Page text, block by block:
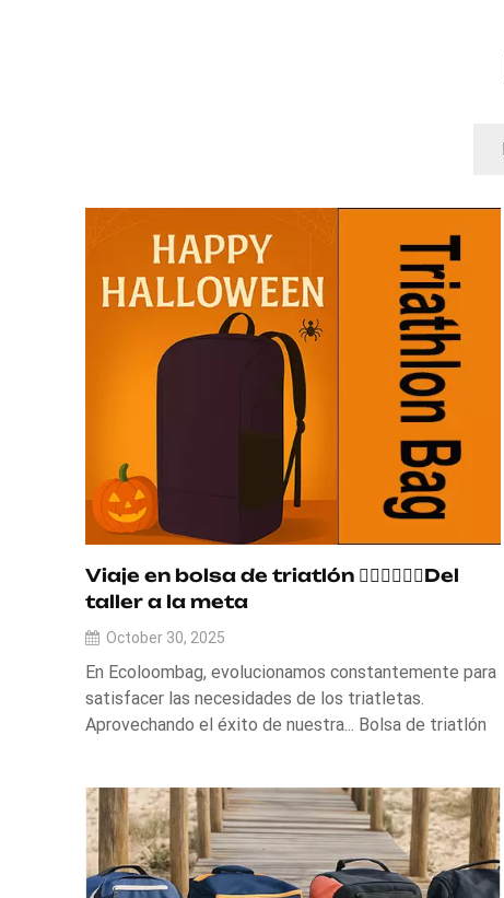
Viaje en bolsa de triatlón 🏊‍♂️🚴‍♂️🏃‍♂️Del
taller a la meta
October 30, 2025
En Ecoloombag, evolucionamos constantemente para
satisfacer las necesidades de los triatletas.
Aprovechando el éxito de nuestra... Bolsa de triatlón
generación de bolsos listos para la carrera,
diseñados...